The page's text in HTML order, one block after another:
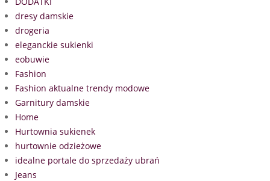
dresy damskie
drogeria
eleganckie sukienki
eobuwie
Fashion
Fashion aktualne trendy modowe
Garnitury damskie
Home
Hurtownia sukienek
hurtownie odzieżowe
idealne portale do sprzedaży ubrań
Jeans